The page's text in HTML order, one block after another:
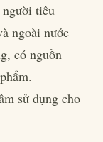
tiêu
ngoài nước
có nguồn
sử dụng cho